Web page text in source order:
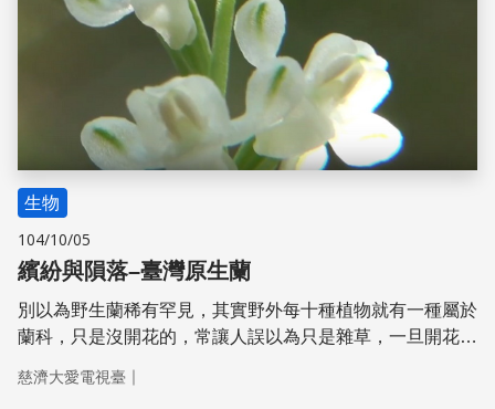
生物
104/10/05
繽紛與隕落–臺灣原生蘭
別以為野生蘭稀有罕見，其實野外每十種植物就有一種屬於
蘭科，只是沒開花的，常讓人誤以為只是雜草，一旦開花，
得一見！ 更多精彩內容請見：http://goo.gl/u6uCDU
慈濟大愛電視臺 ｜